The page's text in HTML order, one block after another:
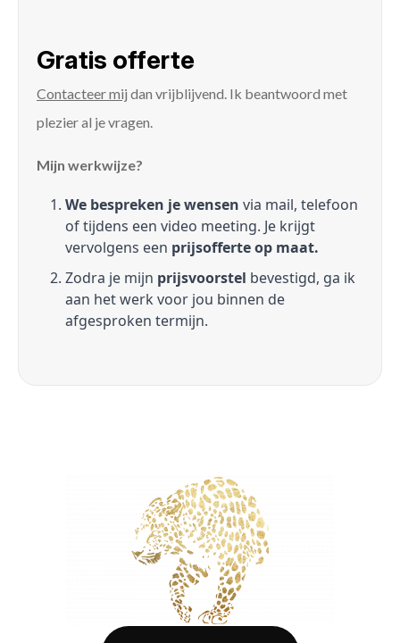
Gratis offerte
Contacteer mij dan vrijblijvend. Ik beantwoord met
plezier al je vragen.
Mijn werkwijze?
We bespreken je wensen via mail, telefoon
of tijdens een video meeting. Je krijgt
vervolgens een prijsofferte op maat.
Zodra je mijn prijsvoorstel bevestigd, ga ik
aan het werk voor jou binnen de
afgesproken termijn.